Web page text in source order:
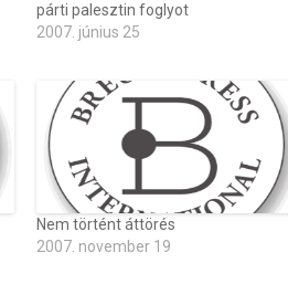
párti palesztin foglyot
2007. június 25
Nem történt áttörés
2007. november 19